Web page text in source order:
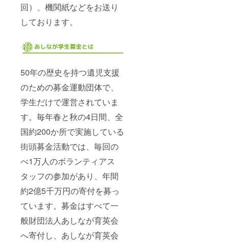
回）、機関紙などをお送り
しております。
50年の歴史を持つ遺児支援
のための募金運動団体で、
学生だけで運営されていま
す。毎年春と秋の4日間、全
国約200か所で実施している
街頭募金活動では、毎回の
べ1万人のボランティアス
タッフの参加があり、年間
約2億5千万円の寄付を募っ
ています。募金はすべて一
般財団法人あしなが育英会
へ寄付し、あしなが育英会